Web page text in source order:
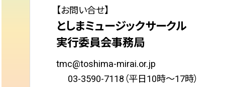
【お問い合せ】
としまミュージックサークル
実行委員会事務局
tmc@toshima-mirai.or.jp
03-3590-7118（平日10時〜17時）